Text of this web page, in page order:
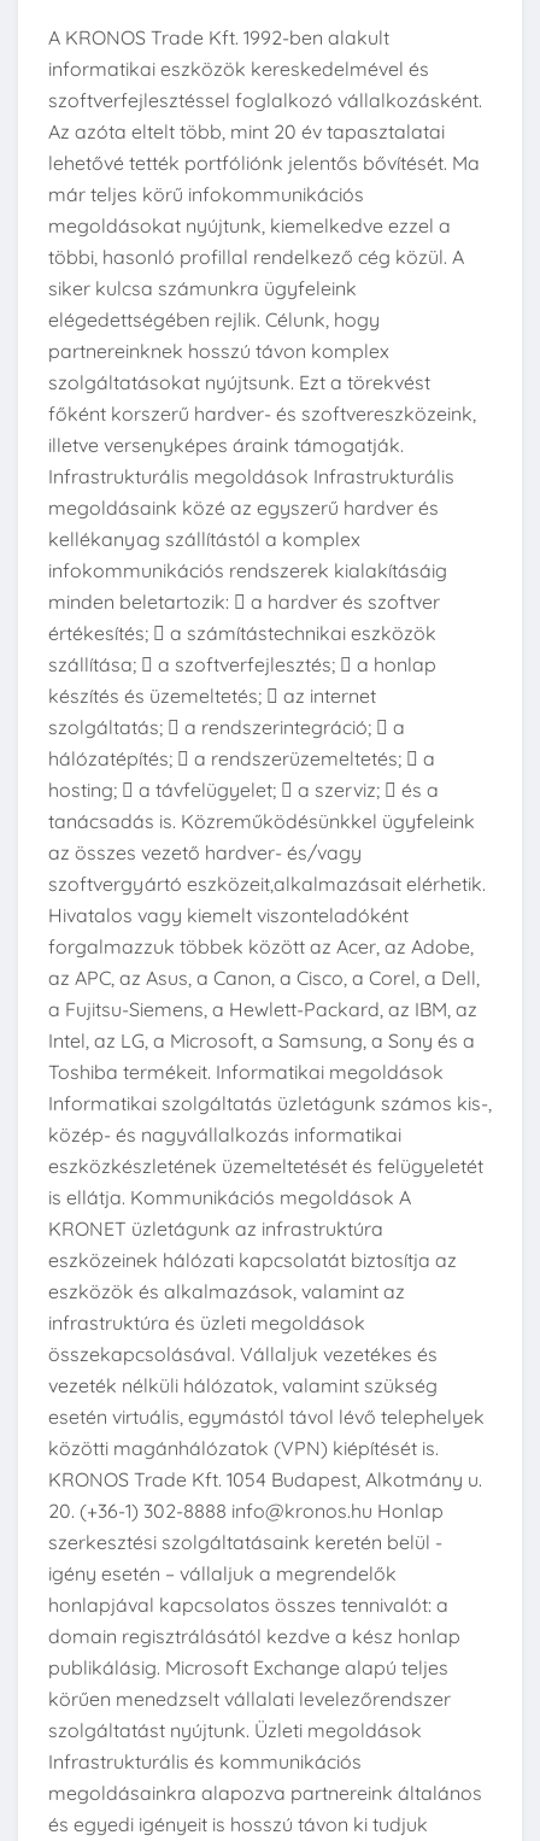
A KRONOS Trade Kft. 1992-ben alakult
informatikai eszközök kereskedelmével és
szoftverfejlesztéssel foglalkozó vállalkozásként.
Az azóta eltelt több, mint 20 év tapasztalatai
lehetővé tették portfóliónk jelentős bővítését. Ma
már teljes körű infokommunikációs
megoldásokat nyújtunk, kiemelkedve ezzel a
többi, hasonló profillal rendelkező cég közül. A
siker kulcsa számunkra ügyfeleink
elégedettségében rejlik. Célunk, hogy
partnereinknek hosszú távon komplex
szolgáltatásokat nyújtsunk. Ezt a törekvést
főként korszerű hardver- és szoftvereszközeink,
illetve versenyképes áraink támogatják.
Infrastrukturális megoldások Infrastrukturális
megoldásaink közé az egyszerű hardver és
kellékanyag szállítástól a komplex
infokommunikációs rendszerek kialakításáig
minden beletartozik:  a hardver és szoftver
értékesítés;  a számítástechnikai eszközök
szállítása;  a szoftverfejlesztés;  a honlap
készítés és üzemeltetés;  az internet
szolgáltatás;  a rendszerintegráció;  a
hálózatépítés;  a rendszerüzemeltetés;  a
hosting;  a távfelügyelet;  a szerviz;  és a
tanácsadás is. Közreműködésünkkel ügyfeleink
az összes vezető hardver- és/vagy
szoftvergyártó eszközeit,alkalmazásait elérhetik.
Hivatalos vagy kiemelt viszonteladóként
forgalmazzuk többek között az Acer, az Adobe,
az APC, az Asus, a Canon, a Cisco, a Corel, a Dell,
a Fujitsu-Siemens, a Hewlett-Packard, az IBM, az
Intel, az LG, a Microsoft, a Samsung, a Sony és a
Toshiba termékeit. Informatikai megoldások
Informatikai szolgáltatás üzletágunk számos kis-,
közép- és nagyvállalkozás informatikai
eszközkészletének üzemeltetését és felügyeletét
is ellátja. Kommunikációs megoldások A
KRONET üzletágunk az infrastruktúra
eszközeinek hálózati kapcsolatát biztosítja az
eszközök és alkalmazások, valamint az
infrastruktúra és üzleti megoldások
összekapcsolásával. Vállaljuk vezetékes és
vezeték nélküli hálózatok, valamint szükség
esetén virtuális, egymástól távol lévő telephelyek
közötti magánhálózatok (VPN) kiépítését is.
KRONOS Trade Kft. 1054 Budapest, Alkotmány u.
20. (+36-1) 302-8888 info@kronos.hu Honlap
szerkesztési szolgáltatásaink keretén belül -
igény esetén – vállaljuk a megrendelők
honlapjával kapcsolatos összes tennivalót: a
domain regisztrálásától kezdve a kész honlap
publikálásig. Microsoft Exchange alapú teljes
körűen menedzselt vállalati levelezőrendszer
szolgáltatást nyújtunk. Üzleti megoldások
Infrastrukturális és kommunikációs
megoldásainkra alapozva partnereink általános
és egyedi igényeit is hosszú távon ki tudjuk